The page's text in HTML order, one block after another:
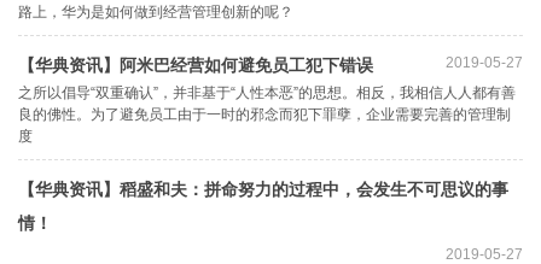
路上，华为是如何做到经营管理创新的呢？
【华典资讯】阿米巴经营如何避免员工犯下错误
2019-05-27
之所以倡导“双重确认”，并非基于“人性本恶”的思想。相反，我相信人人都有善
良的佛性。为了避免员工由于一时的邪念而犯下罪孽，企业需要完善的管理制
度
【华典资讯】稻盛和夫：拼命努力的过程中，会发生不可思议的事
情！
2019-05-27